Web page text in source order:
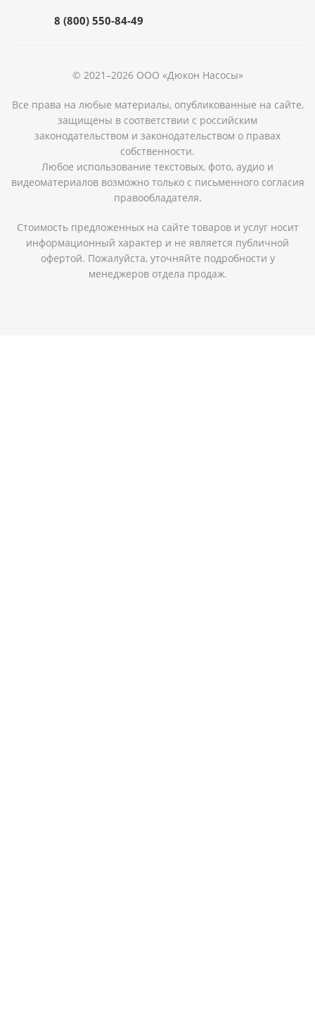
8 (800) 550-84-49
© 2021–2026 ООО «Дюкон Насосы»
Все права на любые материалы, опубликованные на сайте,
защищены в соответствии с российским
законодательством и законодательством о правах
собственности.
Любое использование текстовых, фото, аудио и
видеоматериалов возможно только с письменного согласия
правообладателя.
Стоимость предложенных на сайте товаров и услуг носит
информационный характер и не является публичной
офертой. Пожалуйста, уточняйте подробности у
менеджеров отдела продаж.